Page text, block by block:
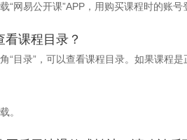
“网易公开课”APP，用购买课程时的账
课程目录？
“目录”，可以查看课程目录。如果课程
。